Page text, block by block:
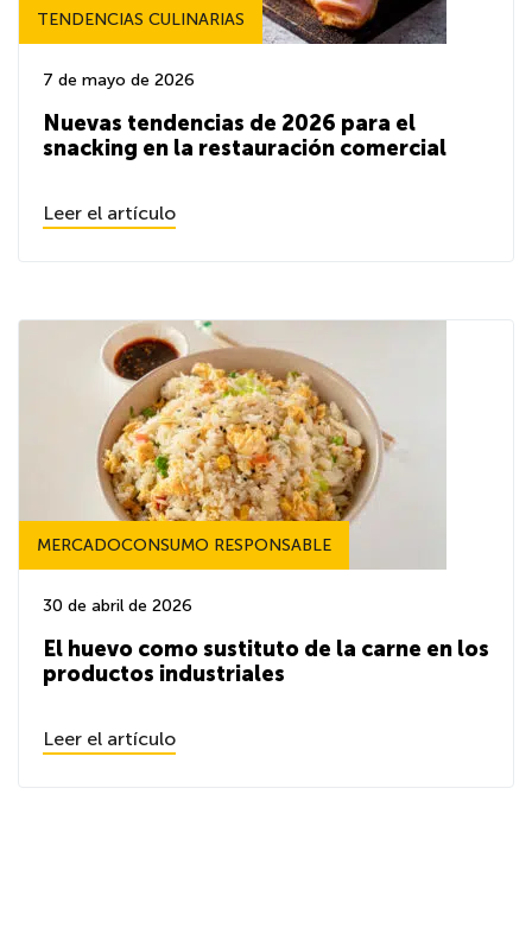
TENDENCIAS CULINARIAS
7 de mayo de 2026
Nuevas tendencias de 2026 para el
snacking en la restauración comercial
Leer el artículo
MERCADOCONSUMO RESPONSABLE
30 de abril de 2026
El huevo como sustituto de la carne en los
productos industriales
Leer el artículo